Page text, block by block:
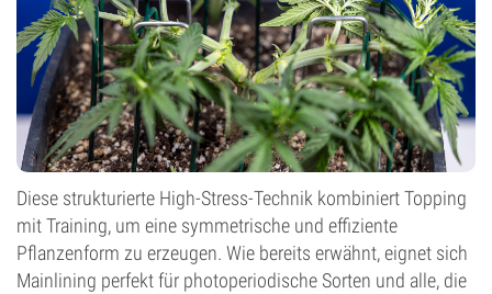
Diese strukturierte High-Stress-Technik kombiniert Topping
mit Training, um eine symmetrische und effiziente
Pflanzenform zu erzeugen. Wie bereits erwähnt, eignet sich
Mainlining perfekt für photoperiodische Sorten und alle, die